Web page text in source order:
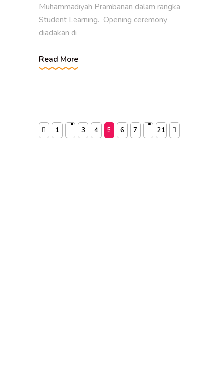
Muhammadiyah Prambanan dalam rangka
Student Learning. Opening ceremony
diadakan di
Read More
1 3 4 5 6 7 21